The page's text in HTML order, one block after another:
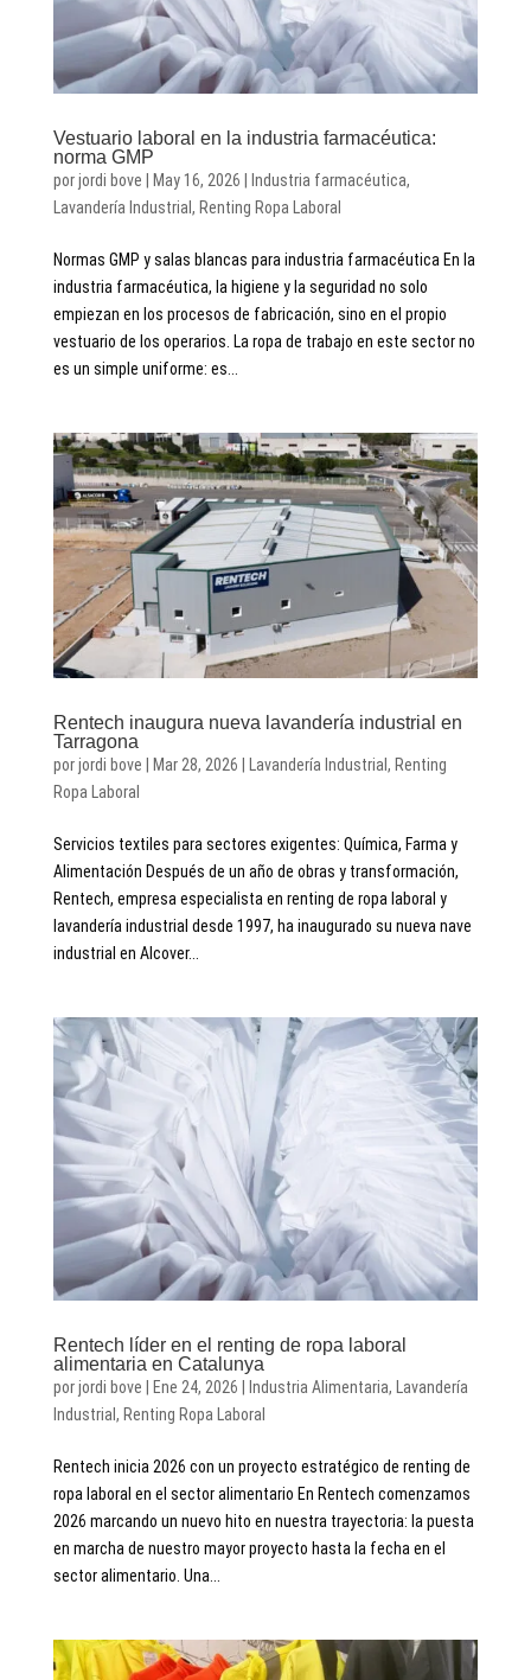
Vestuario laboral en la industria farmacéutica:
norma GMP
porjordi bove May 16, 2026 Industria farmacéutica,
Lavandería Industrial , Renting Ropa Laboral
Normas GMP y salas blancas para industria farmacéutica En la
industria farmacéutica, la higiene y la seguridad no solo
empiezan en los procesos de fabricación, sino en el propio
vestuario de los operarios. La ropa de trabajo en este sector no
es un simple uniforme: es...
Rentech inaugura nueva lavandería industrial en
Tarragona
porjordi bove Mar 28, 2026 Lavandería Industrial , Renting
Ropa Laboral
Servicios textiles para sectores exigentes: Química, Farma y
Alimentación Después de un año de obras y transformación,
Rentech, empresa especialista en renting de ropa laboral y
lavandería industrial desde 1997, ha inaugurado su nueva nave
industrial en Alcover...
Rentech líder en el renting de ropa laboral
alimentaria en Catalunya
porjordi bove Ene 24, 2026 Industria Alimentaria, Lavandería
Industrial , Renting Ropa Laboral
Rentech inicia 2026 con un proyecto estratégico de renting de
ropa laboral en el sector alimentario En Rentech comenzamos
2026 marcando un nuevo hito en nuestra trayectoria: la puesta
en marcha de nuestro mayor proyecto hasta la fecha en el
sector alimentario. Una...